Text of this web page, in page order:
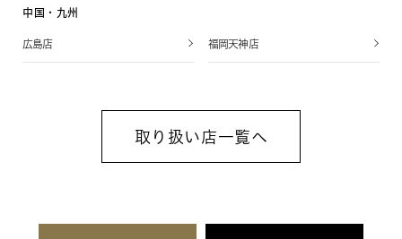
中国・九州
広島店 福岡天神店
取り扱い店一覧へ